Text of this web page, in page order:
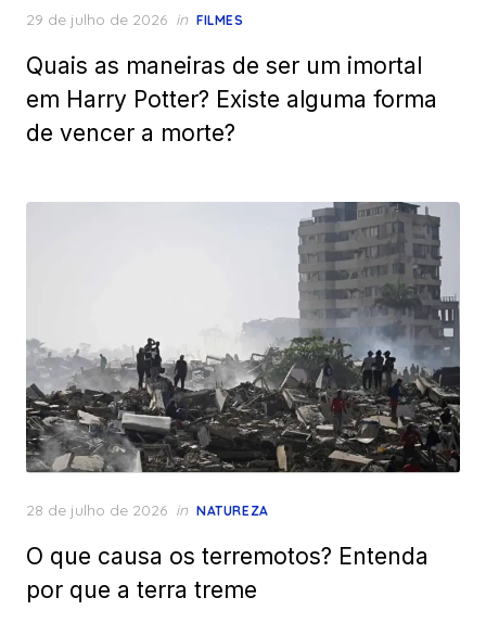
Posted
29 de julho de 2026 in FILMES
Quais as maneiras de ser um imortal
em Harry Potter? Existe alguma forma
de vencer a morte?
Posted
28 de julho de 2026 in NATUREZA
O que causa os terremotos? Entenda
por que a terra treme